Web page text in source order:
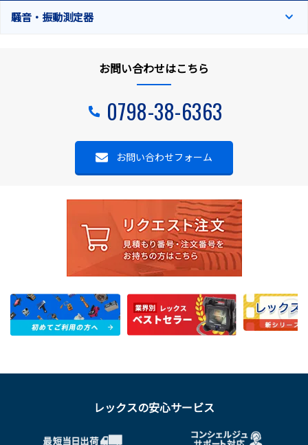
騒音・振動測定器
お問い合わせはこちら
0798-38-6363
お問い合わせフォーム
レックスの安心サービス